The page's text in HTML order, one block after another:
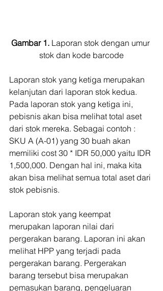
Gambar 1. Laporan stok dengan umur
stok dan kode barcode
Laporan stok yang ketiga merupakan
kelanjutan dari laporan stok kedua.
Pada laporan stok yang ketiga ini,
pebisnis akan bisa melihat total aset
dari stok mereka. Sebagai contoh :
SKU A (A-01) yang 30 buah akan
memiliki cost 30 * IDR 50,000 yaitu IDR
1,500,000. Dengan hal ini, maka kita
akan bisa melihat semua total aset dari
stok pebisnis.
Laporan stok yang keempat
merupakan laporan nilai dari
pergerakan barang. Laporan ini akan
melihat HPP yang terjadi pada
pergerakan barang. Pergerakan
barang tersebut bisa merupakan
pemasukan barang, pengeluaran